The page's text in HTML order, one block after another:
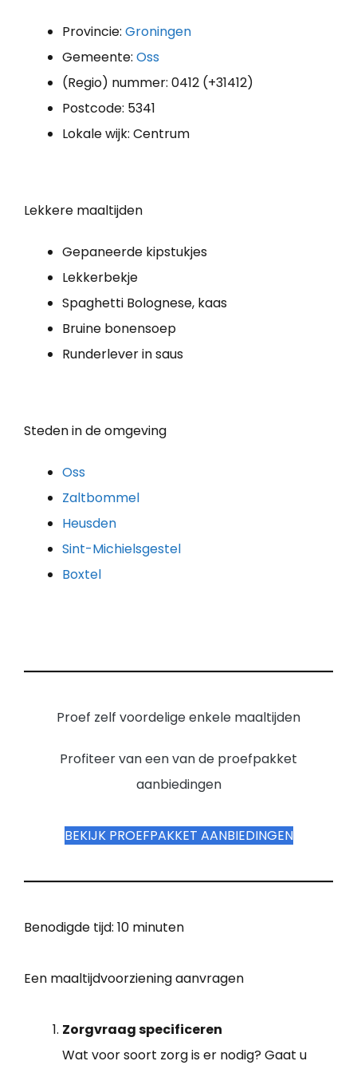
Provincie: Groningen
Gemeente: Oss
(Regio) nummer: 0412 (+31412)
Postcode: 5341
Lokale wijk: Centrum
Lekkere maaltijden
Gepaneerde kipstukjes
Lekkerbekje
Spaghetti Bolognese, kaas
Bruine bonensoep
Runderlever in saus
Steden in de omgeving
Oss
Zaltbommel
Heusden
Sint-Michielsgestel
Boxtel
Proef zelf voordelige enkele maaltijden
Profiteer van een van de proefpakket
aanbiedingen
BEKIJK PROEFPAKKET AANBIEDINGEN
Benodigde tijd: 10 minuten
Een maaltijdvoorziening aanvragen
Zorgvraag specificeren
Wat voor soort zorg is er nodig? Gaat u